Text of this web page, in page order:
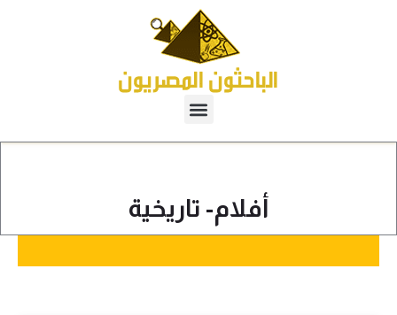
أفلام- تاريخية